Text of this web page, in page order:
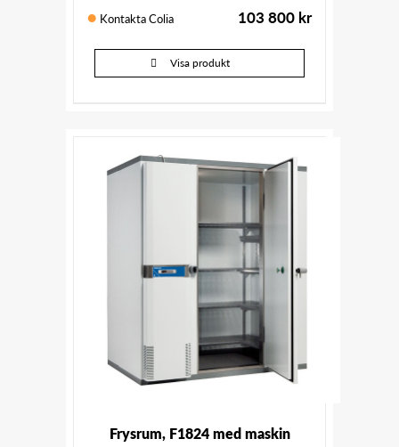
Kontakta Colia 103 800 kr
Visa produkt
Frysrum, F1824 med maskin